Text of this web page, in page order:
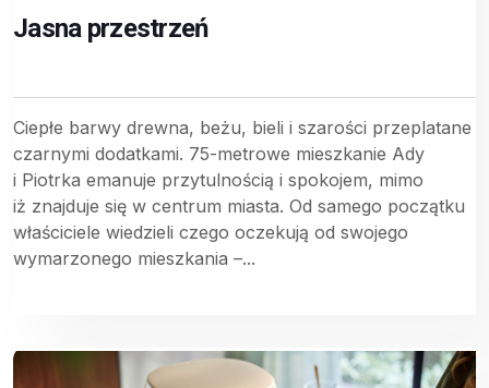
Jasna przestrzeń
Ciepłe barwy drewna, beżu, bieli i szarości przeplatane
czarnymi dodatkami. 75-metrowe mieszkanie Ady
i Piotrka emanuje przytulnością i spokojem, mimo
iż znajduje się w centrum miasta. Od samego początku
właściciele wiedzieli czego oczekują od swojego
wymarzonego mieszkania –...